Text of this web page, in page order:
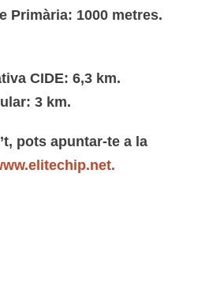
Primària: 1000 metres.
CIDE: 6,3 km.
3 km.
pots apuntar-te a la